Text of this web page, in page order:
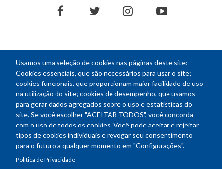
Usamos uma seleção de cookies nas páginas deste site:
Cookies essenciais, que são necessários para usar o site;
cookies funcionais, que proporcionam maior facilidade de uso
na utilização do site; cookies de desempenho, que usamos
para gerar dados agregados sobre o uso e estatísticas do
site. Se você escolher "ACEITAR TODOS", você concorda
com o uso de todos os cookies. Você pode aceitar e rejeitar
tipos de cookies individuais e revogar seu consentimento
para o futuro a qualquer momento em "Configurações".
Política de Privacidade
facebooktwitter instagramyoutube
NEWSLETTER
Endereço: SEPN 508, Bloco A
70740-541 - Brasília-DF